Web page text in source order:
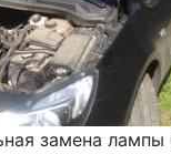
замена лампы